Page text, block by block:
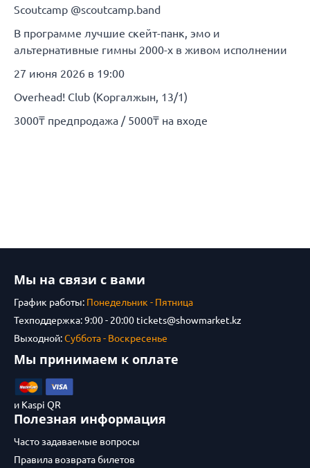
Scoutcamp @scoutcamp.band
В программе лучшие скейт-панк, эмо и
альтернативные гимны 2000-х в живом исполнении
27 июня 2026 в 19:00
Overhead! Club (Коргалжын, 13/1)
3000₸ предпродажа / 5000₸ на входе
Мы на связи с вами
График работы: Понедельник - Пятница
Техподдержка: 9:00 - 20:00 tickets@showmarket.kz
Выходной:Суббота - Воскресенье
Мы принимаем к оплате
и Kaspi QR
Полезная информация
Часто задаваемые вопросы
Правила возврата билетов